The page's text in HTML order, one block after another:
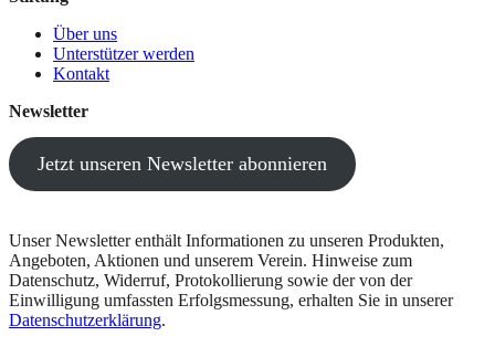
Über uns
Unterstützer werden
Kontakt
Newsletter
Jetzt unseren Newsletter abonnieren
Unser Newsletter enthält Informationen zu unseren Produkten,
Angeboten, Aktionen und unserem Verein. Hinweise zum
Datenschutz, Widerruf, Protokollierung sowie der von der
Einwilligung umfassten Erfolgsmessung, erhalten Sie in unserer
Datenschutzerklärung.